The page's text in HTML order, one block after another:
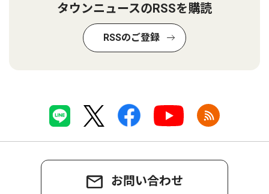
タウンニュースのRSSを購読
RSSのご登録
お問い合わせ